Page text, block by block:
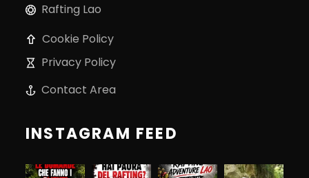
Rafting Lao
Cookie Policy
Privacy Policy
Contact Area
INSTAGRAM FEED